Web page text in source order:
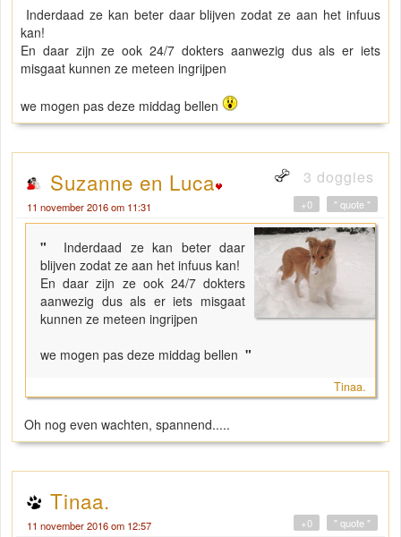
Inderdaad ze kan beter daar blijven zodat ze aan het infuus
kan!
En daar zijn ze ook 24/7 dokters aanwezig dus als er iets
misgaat kunnen ze meteen ingrijpen
we mogen pas deze middag bellen
Suzanne en Luca 3 doggies
11 november 2016 om 11:31 " quote "
+0
"
Inderdaad ze kan beter daar
blijven zodat ze aan het infuus kan!
En daar zijn ze ook 24/7 dokters
aanwezig dus als er iets misgaat
kunnen ze meteen ingrijpen
we mogen pas deze middag bellen "
Tinaa.
Oh nog even wachten, spannend.....
Tinaa.
11 november 2016 om 12:57 " quote "
+0